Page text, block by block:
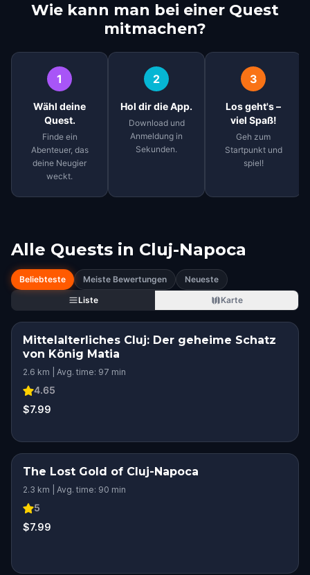
Wie kann man bei einer Quest
mitmachen?
1
Wähl deine
Quest.
Finde ein
Abenteuer, das
deine Neugier
weckt.
2
Hol dir die App.
Download und
Anmeldung in
Sekunden.
3
Los geht's –
viel Spaß!
Geh zum
Startpunkt und
spiel!
Alle Quests in Cluj-Napoca
Beliebteste Meiste Bewertungen
Neueste
Liste
Karte
Mittelalterliches Cluj: Der geheime Schatz
von König Matia
2.6 km | Avg. time: 97 min
4.65
$7.99
The Lost Gold of Cluj-Napoca
2.3 km | Avg. time: 90 min
5
$7.99